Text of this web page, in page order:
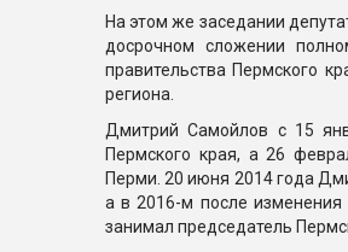
На этом же заседании
досрочном сложении
правительства Пермского
региона.
Дмитрий Самойлов с 15
Пермского края, а 26
Перми. 20 июня 2014 года
а в 2016-м после
занимал председатель